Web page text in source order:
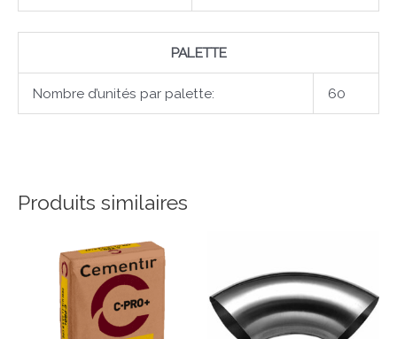
PALETTE
Nombre d’unités par palette: 60
Produits similaires